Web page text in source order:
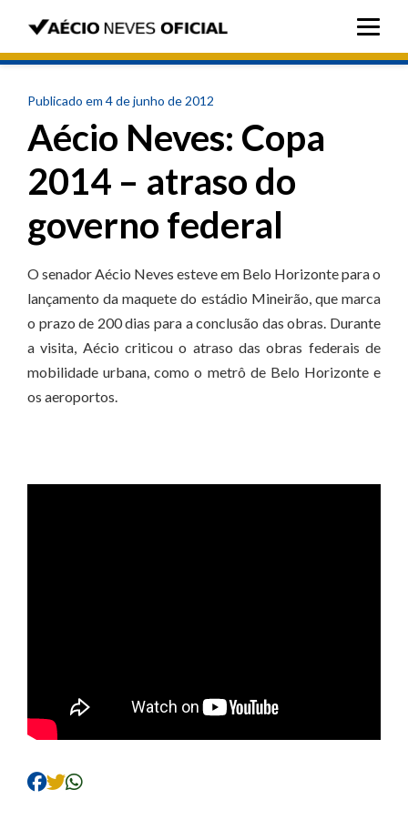
Publicado em 4 de junho de 2012
Aécio Neves: Copa
2014 – atraso do
governo federal
O senador Aécio Neves esteve em Belo Horizonte para o
lançamento da maquete do estádio Mineirão, que marca
o prazo de 200 dias para a conclusão das obras. Durante
a visita, Aécio criticou o atraso das obras federais de
mobilidade urbana, como o metrô de Belo Horizonte e
os aeroportos.